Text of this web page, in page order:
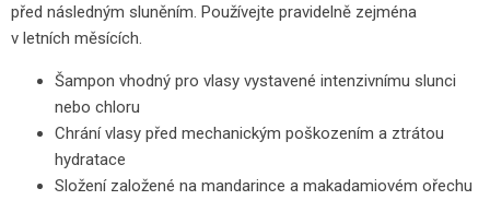
před následným sluněním. Používejte pravidelně zejména
v letních měsících.
Šampon vhodný pro vlasy vystavené intenzivnímu slunci
nebo chloru
Chrání vlasy před mechanickým poškozením a ztrátou
hydratace
Složení založené na mandarince a makadamiovém ořechu